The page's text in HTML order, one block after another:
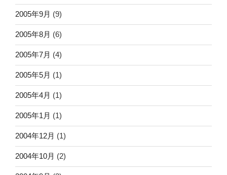
2005年9月 (9)
2005年8月 (6)
2005年7月 (4)
2005年5月 (1)
2005年4月 (1)
2005年1月 (1)
2004年12月 (1)
2004年10月 (2)